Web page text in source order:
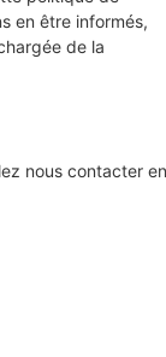
en être informés,
de la
nous contacter en